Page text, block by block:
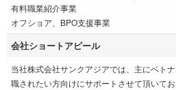
有料職業紹介事業
オフショア、BPO支援事業
会社ショートアピール
当社株式会社サンクアジアでは、主にベト
職されたい方向けにサポートさせて頂いてお